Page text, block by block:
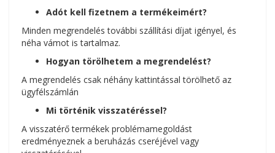
Adót kell fizetnem a termékeimért?
Minden megrendelés további szállítási díjat igényel, és
néha vámot is tartalmaz.
Hogyan törölhetem a megrendelést?
A megrendelés csak néhány kattintással törölhető az
ügyfélszámlán
Mi történik visszatéréssel?
A visszatérő termékek problémamegoldást
eredményeznek a beruházás cseréjével vagy